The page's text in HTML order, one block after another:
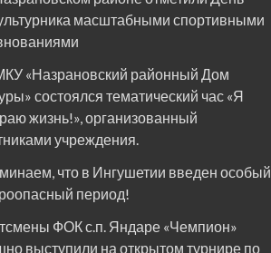
масштабными спортивными
«Назрановский районный Дом
состоялся тематический час «Я
жизнь!», организованный
учреждения.
что в Ингушетии введен особый
период!⁣⁣⠀
ФОК с.п. Яндаре «Чемпион»
выступили на открытом турнире по